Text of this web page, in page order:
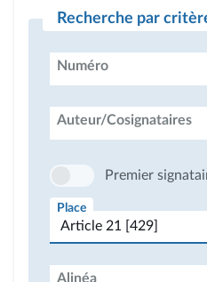
Recherche par
Numéro
Auteur/Cosignataires
Premier
Place
Alinéa